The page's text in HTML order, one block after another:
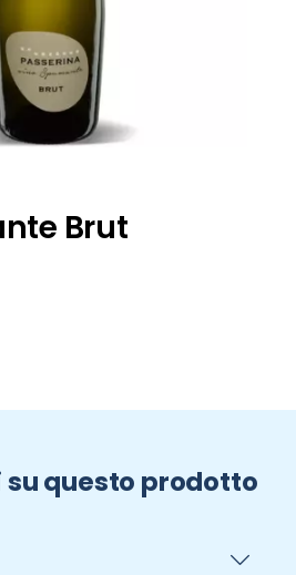
Brut
questo prodotto